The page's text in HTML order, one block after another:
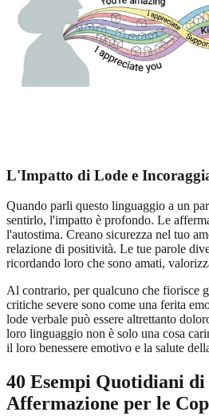
L'Impatto di Lode e
Quando parli questo linguaggio a un
sentirlo, l'impatto è profondo. Le
l'autostima. Creano sicurezza nel tuo
relazione di positività. Le tue parole
ricordando loro che sono amati,
Al contrario, per qualcuno che fiorisce
critiche severe sono come una ferita
lode verbale può essere altrettanto
loro linguaggio non è solo una cosa
il loro benessere emotivo e la salute
40 Esempi Quotidiani
Affermazione per le